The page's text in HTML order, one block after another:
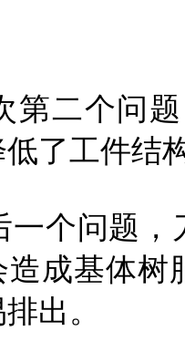
二个问题
了工件结
个问题，
造成基体树
出。